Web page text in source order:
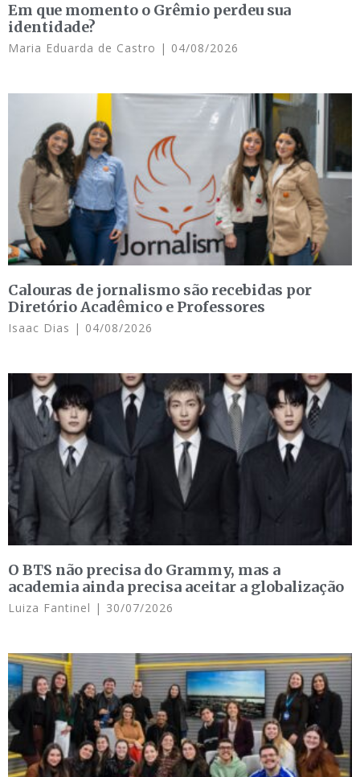
Em que momento o Grêmio perdeu sua
identidade?
Maria Eduarda de Castro 04/08/2026
Calouras de jornalismo são recebidas por
Diretório Acadêmico e Professores
Isaac Dias 04/08/2026
O BTS não precisa do Grammy, mas a
academia ainda precisa aceitar a globalização
Luiza Fantinel 30/07/2026